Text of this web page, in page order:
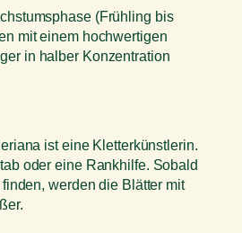
(Frühling bis
mit einem hochwertigen
in halber Konzentration
ist eine Kletterkünstlerin.
oder eine Rankhilfe. Sobald
werden die Blätter mit